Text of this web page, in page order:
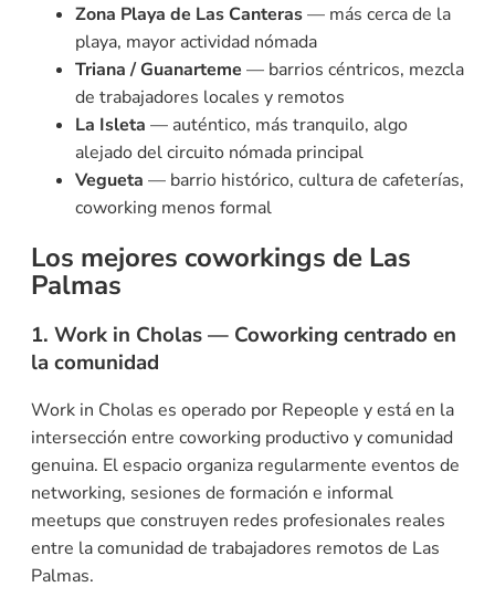
Zona Playa de Las Canteras— más cerca de la
playa, mayor actividad nómada
Triana / Guanarteme — barrios céntricos, mezcla
de trabajadores locales y remotos
La Isleta — auténtico, más tranquilo, algo
alejado del circuito nómada principal
Vegueta — barrio histórico, cultura de cafeterías,
coworking menos formal
Los mejores coworkings de Las
Palmas
1. Work in Cholas — Coworking centrado en
la comunidad
Work in Cholas es operado por Repeople y está en la
intersección entre coworking productivo y comunidad
genuina. El espacio organiza regularmente eventos de
networking, sesiones de formación e informal
meetups que construyen redes profesionales reales
entre la comunidad de trabajadores remotos de Las
Palmas.